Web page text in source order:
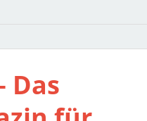
Das